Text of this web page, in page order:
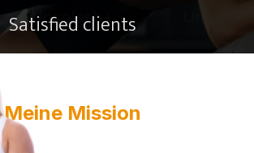
Satisfied clients
Meine Mission